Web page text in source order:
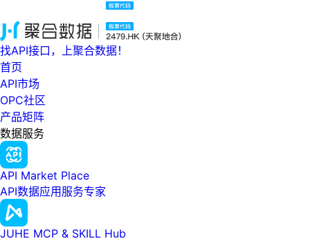
找API接口，上聚合数据！
首页
API市场
OPC社区
产品矩阵
数据服务
API Market Place
API数据应用服务专家
JUHE MCP & SKILL Hub